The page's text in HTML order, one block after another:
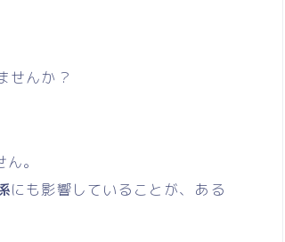
せんか？
。
にも影響していることが、ある